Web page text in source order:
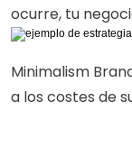
ocurre, tu
Minimalism
a los costes de